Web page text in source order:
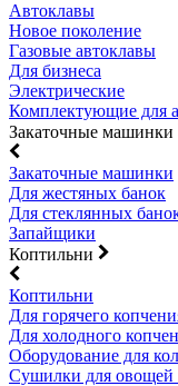
Автоклавы
Новое поколение
Газовые автоклавы
Для бизнеса
Электрические
Комплектующие для
Закаточные машинки
Закаточные машинки
Для жестяных банок
Для стеклянных
Запайщики
Коптильни
Коптильни
Для горячего
Для холодного
Оборудование для
Сушилки для овощей